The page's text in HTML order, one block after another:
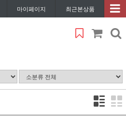
마이페이지 최근본상품